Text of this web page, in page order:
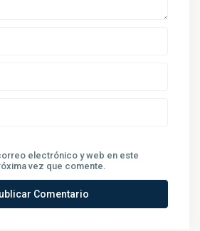
electrónico y web en este
vez que comente.